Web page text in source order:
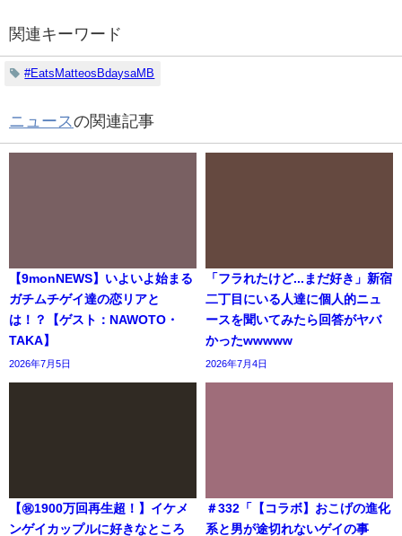
関連キーワード
#EatsMatteosBdaysaMB
ニュースの関連記事
【9monNEWS】いよいよ始まる
ガチムチゲイ達の恋リアと
は！？【ゲスト：NAWOTO・
TAKA】
2026年7月5日
「フラれたけど...まだ好き」新宿
二丁目にいる人達に個人的ニュ
ースを聞いてみたら回答がヤバ
かったwwwww
2026年7月4日
【㊗️1900万回再生超！】イケメ
ンゲイカップルに好きなところ
＃332「【コラボ】おこげの進化
系と男が途切れないゲイの事